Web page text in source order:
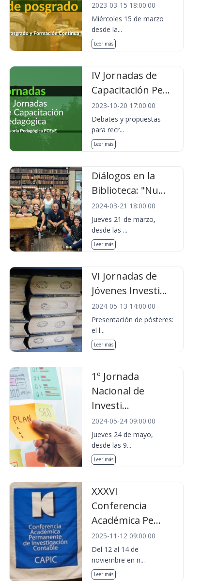
2023-03-15 18:00:00
Miércoles 15 de marzo
desde la...
Leer más
IV Jornadas de
Capacitación Pe...
2023-10-20 17:00:00
Debates y propuestas
para recr...
Leer más
Diálogos en la
Biblioteca: "Nu...
2024-03-21 18:00:00
Jueves 21 de marzo,
desde las ...
Leer más
VI Jornadas de
Jóvenes Investi...
2024-05-13 14:00:00
Presentación de pósteres:
el l...
Leer más
1º Jornada
Nacional de
Investi...
2024-05-24 09:00:00
Jueves 24 de mayo,
desde las 9...
Leer más
XXXVI
Conferencia
Académica Pe...
2025-11-12 09:00:00
Del 12 al 14 de
noviembre en n...
Leer más